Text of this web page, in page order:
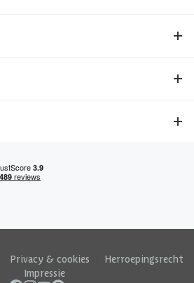
Privacy & cookies
Herroepingsrecht
Impressie